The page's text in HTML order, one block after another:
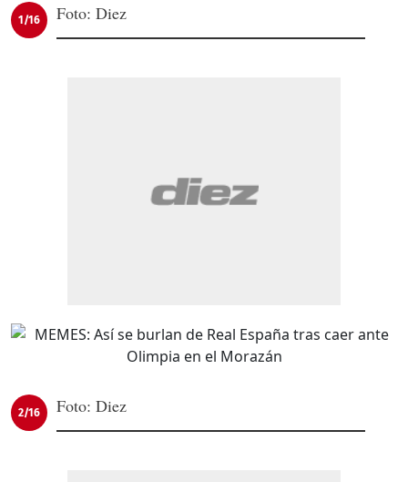
1/16 Foto: Diez
2/16 Foto: Diez